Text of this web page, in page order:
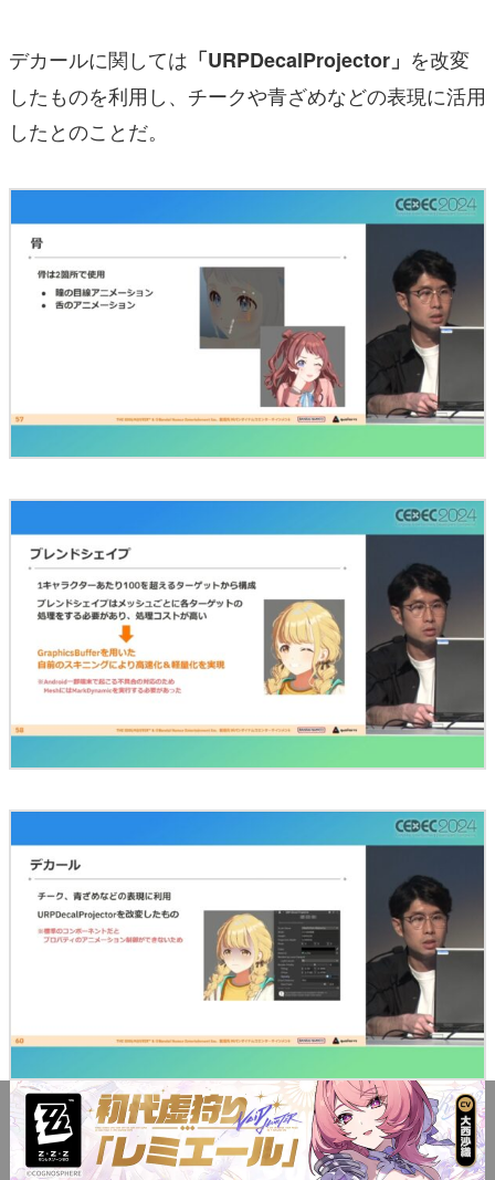
デカールに関しては 「URPDecalProjector」 を改変
したものを利用し、チークや青ざめなどの表現に活用
したとのことだ。
そしてMotionEffectはぐるぐる目や涙といった特殊な